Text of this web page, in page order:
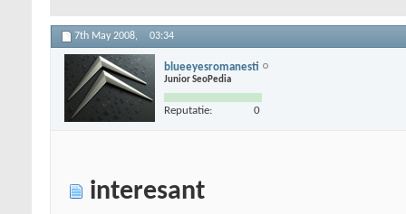
7th May 2008, 03:34
blueeyesromanesti
Junior SeoPedia
Reputatie: 0
interesant